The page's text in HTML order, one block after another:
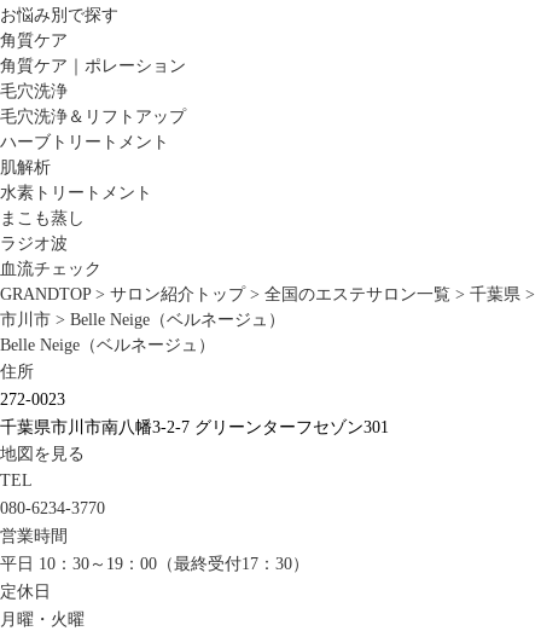
お悩み別で探す
角質ケア
角質ケア｜ポレーション
毛穴洗浄
毛穴洗浄＆リフトアップ
ハーブトリートメント
肌解析
水素トリートメント
まこも蒸し
ラジオ波
血流チェック
GRANDTOP > サロン紹介トップ > 全国のエステサロン一覧 > 千葉県 >
市川市 > Belle Neige（ベルネージュ）
Belle Neige（ベルネージュ）
住所
272-0023
千葉県市川市南八幡3-2-7 グリーンターフセゾン301
地図を見る
TEL
080-6234-3770
営業時間
平日 10：30～19：00（最終受付17：30）
定休日
月曜・火曜